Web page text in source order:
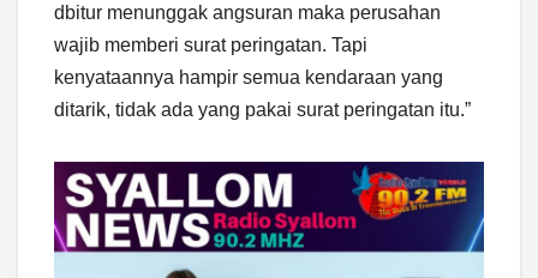
dbitur menunggak angsuran maka perusahan
wajib memberi surat peringatan. Tapi
kenyataannya hampir semua kendaraan yang
ditarik, tidak ada yang pakai surat peringatan itu.”